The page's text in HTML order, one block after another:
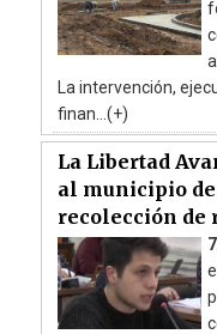
La intervención,
finan...(+)
La Libertad
al municipio
recolección de